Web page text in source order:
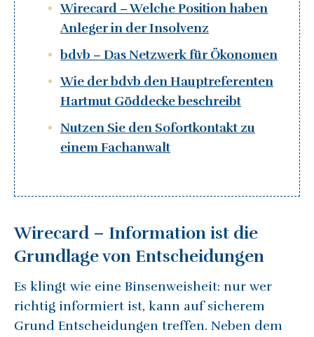
Wirecard – Welche Position haben
Anleger in der Insolvenz
bdvb – Das Netzwerk für Ökonomen
Wie der bdvb den Hauptreferenten
Hartmut Göddecke beschreibt
Nutzen Sie den Sofortkontakt zu
einem Fachanwalt
Wirecard – Information ist die
Grundlage von Entscheidungen
Es klingt wie eine Binsenweisheit: nur wer
richtig informiert ist, kann auf sicherem
Grund Entscheidungen treffen. Neben dem